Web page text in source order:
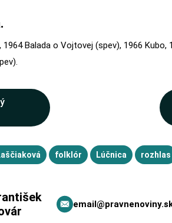
1964 Balada o Vojtovej (spev), 1966 Kubo,
folklór Lúčnica rozhlas